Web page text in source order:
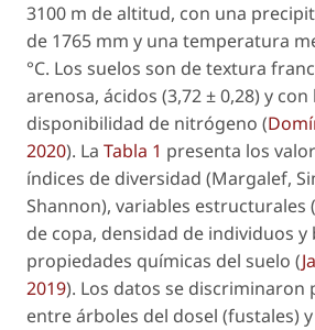
3100 m de altitud, con una
de 1765 mm y una temperatura
°C. Los suelos son de textura
arenosa, ácidos (3,72 ± 0,28) y con
disponibilidad de nitrógeno (
2020). La Tabla 1 presenta los
índices de diversidad (Margalef,
Shannon), variables estructurales
de copa, densidad de individuos y
propiedades químicas del suelo (
2019). Los datos se discriminaron
entre árboles del dosel (fustales)